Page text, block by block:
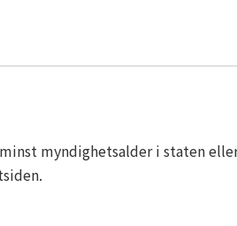
myndighetsalder i staten